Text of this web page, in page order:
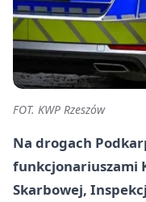
FOT. KWP Rzeszów
Na drogach
funkcjonariuszami
Skarbowej,